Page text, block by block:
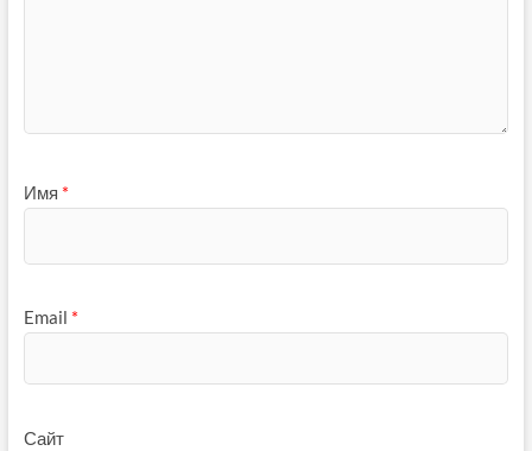
Имя *
Email *
Сайт